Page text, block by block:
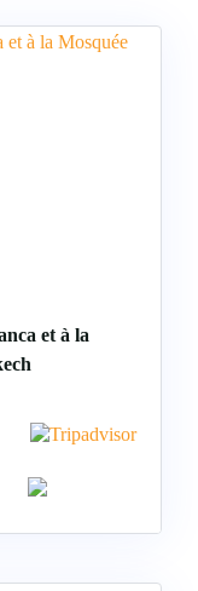
et à la